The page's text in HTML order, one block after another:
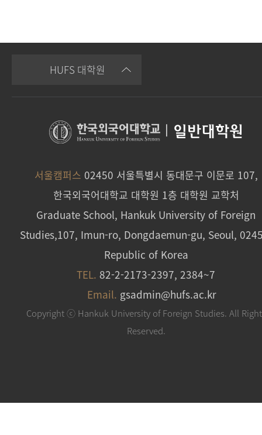
HUFS 대학원
일반대학원
서울캠퍼스 02450 서울특별시 동대문구 이문로 107,
한국외국어대학교 대학원 1층 대학원 교학처
Graduate School, Hankuk University of Foreign
Studies,107, Imun-ro, Dongdaemun-gu, Seoul,
Republic of Korea
TEL. 82-2-2173-2397, 2384~7
Email. gsadmin@hufs.ac.kr
Copyright ⓒ Hankuk University of Foreign Studies. All
Reserved.